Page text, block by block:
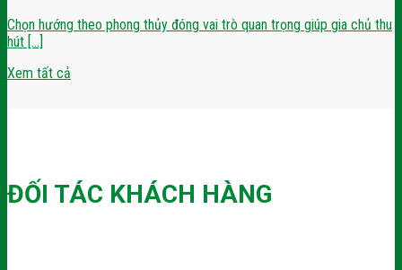
Chọn hướng theo phong thủy đóng vai trò quan trọng giúp gia chủ thu
hút [...]
Xem tất cả
ĐỐI TÁC KHÁCH HÀNG